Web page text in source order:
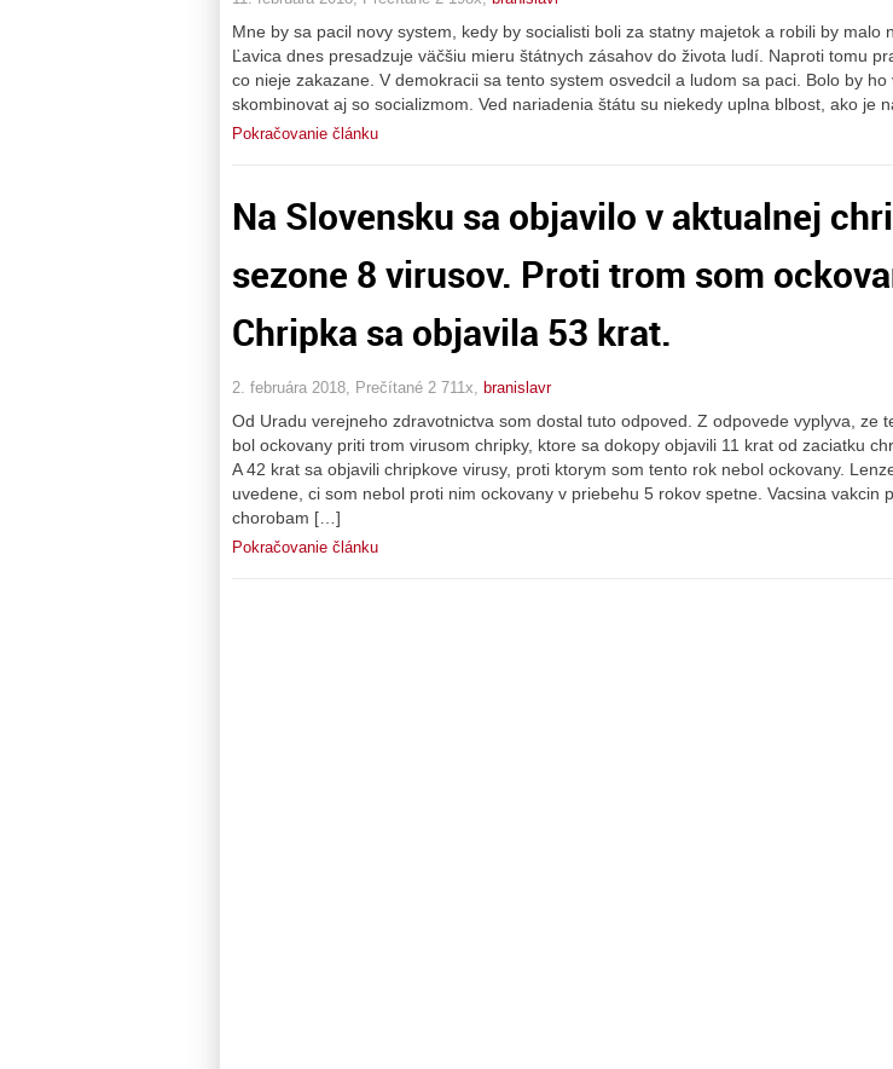
Mne by sa pacil novy system, kedy by socialisti boli za statny majetok a robili by malo
Ľavica dnes presadzuje väčšiu mieru štátnych zásahov do života ludí. Naproti tomu
co nieje zakazane. V demokracii sa tento system osvedcil a ludom sa paci. Bolo by ho
skombinovat aj so socializmom. Ved nariadenia štátu su niekedy uplna blbost, ako je
Pokračovanie článku
Na Slovensku sa objavilo v aktualnej
sezone 8 virusov. Proti trom som
Chripka sa objavila 53 krat.
2. februára 2018, Prečítané 2 711x, branislavr
Od Uradu verejneho zdravotnictva som dostal tuto odpoved. Z odpovede vyplyva, ze
bol ockovany priti trom virusom chripky, ktore sa dokopy objavili 11 krat od zaciatku
A 42 krat sa objavili chripkove virusy, proti ktorym som tento rok nebol ockovany.
uvedene, ci som nebol proti nim ockovany v priebehu 5 rokov spetne. Vacsina vakcin
chorobam […]
Pokračovanie článku